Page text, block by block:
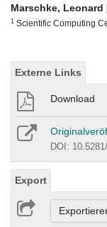
Marschke,
1 Scientific Computing
Externe Links
Download
DOI:
Export